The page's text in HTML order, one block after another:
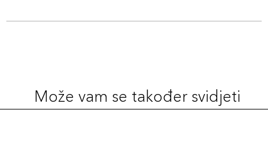
Može vam se također svidjeti